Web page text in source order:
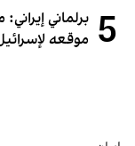
5 برلماني
موقعه